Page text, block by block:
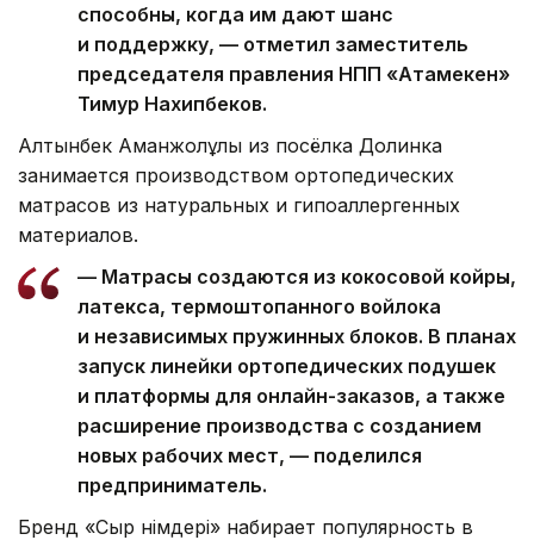
способны, когда им дают шанс
и поддержку, — отметил заместитель
председателя правления НПП «Атамекен»
Тимур Нахипбеков.
Алтынбек Аманжолұлы из посёлка Долинка
занимается производством ортопедических
матрасов из натуральных и гипоаллергенных
материалов.
— Матрасы создаются из кокосовой койры,
латекса, термоштопанного войлока
и независимых пружинных блоков. В планах
запуск линейки ортопедических подушек
и платформы для онлайн-заказов, а также
расширение производства с созданием
новых рабочих мест, — поделился
предприниматель.
Бренд «Сыр өнімдері» набирает популярность в